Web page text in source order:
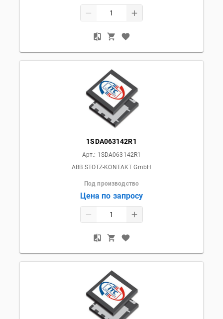
1SDA063142R1
Арт.: 1SDA063142R1
ABB STOTZ-KONTAKT GmbH
Под производство
Цена по запросу